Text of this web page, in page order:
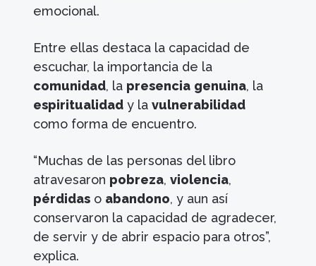
emocional.
Entre ellas destaca la capacidad de
escuchar, la importancia de la
comunidad, la presencia genuina, la
espiritualidad y lavulnerabilidad
como forma de encuentro.
“Muchas de las personas del libro
atravesaron pobreza,violencia,
pérdidas o abandono, y aun así
conservaron la capacidad de agradecer,
de servir y de abrir espacio para otros”,
explica.